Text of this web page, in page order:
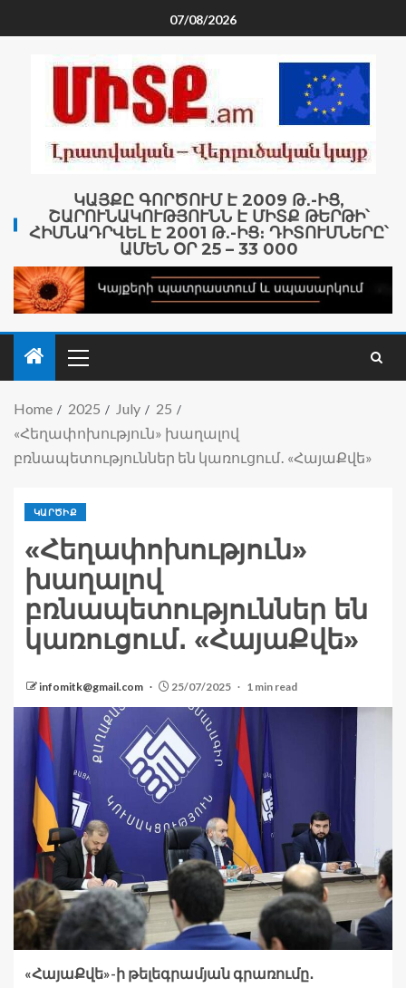
07/08/2026
ԿԱՅՔԸ ԳՈՐԾՈՒՄ Է 2009 Թ․-ԻՑ,
ՇԱՐՈՒՆԱԿՈՒԹՅՈՒՆՆ Է ՄԻՏՔ ԹԵՐԹԻ՝
ՀԻՄՆԱԴՐՎԵԼ Է 2001 Թ․-ԻՑ։ ԴԻՏՈՒՄՆԵՐԸ՝
ԱՄԵՆ ՕՐ 25 – 33 000
Home 2025 July
25
«Հեղափոխություն» խաղալով
բռնապետություններ են կառուցում․ «ՀայաՔվե»
ԿԱՐԾԻՔ
«Հեղափոխություն»
խաղալով
բռնապետություններ են
կառուցում․ «ՀայաՔվե»
infomitk@gmail.com 25/07/2025 1 min read
«ՀայաՔվե»-ի թելեգրամյան գրառումը․